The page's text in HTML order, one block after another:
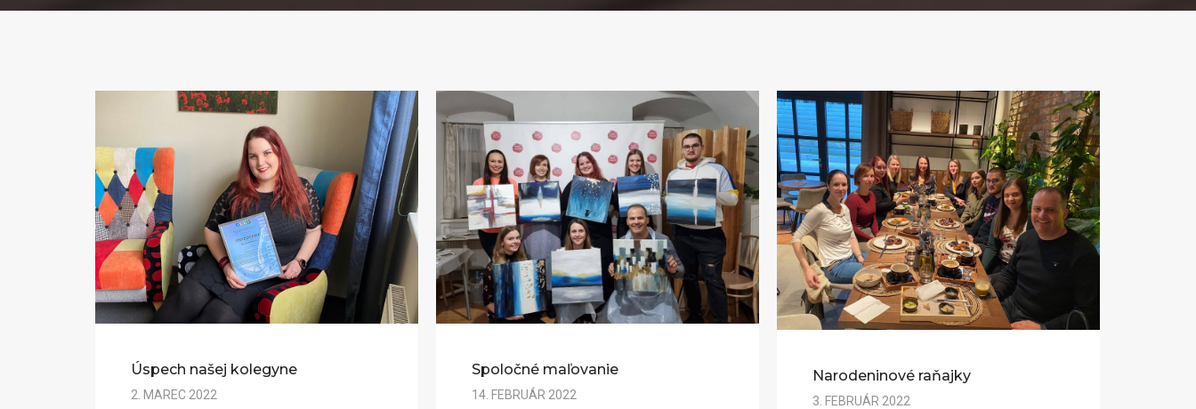
Úspech našej kolegyne
2. MAREC 2022
Spoločné maľovanie
14. FEBRUÁR 2022
Narodeninové raňajky
3. FEBRUÁR 2022